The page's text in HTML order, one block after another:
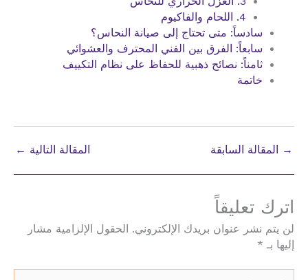
4. اللحام والفاكيوم
سادساً: متى تحتاج إلى صيانة النحاس؟
سابعاً: الفرق بين الفني المحترف والعشوائي
ثامناً: نصائح ذهبية للحفاظ على نظام التكييف
خاتمة
→ المقالة السابقة المقالة التالية ←
اترك تعليقاً
لن يتم نشر عنوان بريدك الإلكتروني.
الحقول الإلزامية مشار
إليها بـ *